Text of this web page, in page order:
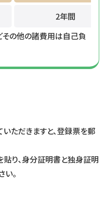
2年間
の他の諸費用は自己負
ただきますと、登録票を郵
り、身分証明書と独身証明
。